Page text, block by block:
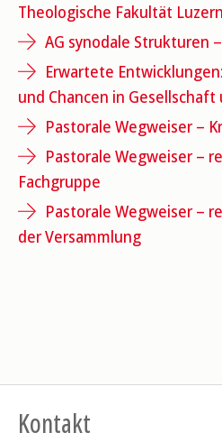
Theologische Fakultät Luzern
AG synodale Strukturen –
Erwartete
und Chancen in Gesellschaft
Pastorale Wegweiser–
Pastorale Wegweiser–
Fachgruppe
Pastorale Wegweiser–
der Versammlung
Kontakt